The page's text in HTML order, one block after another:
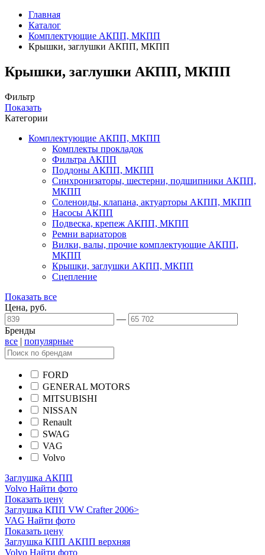
Главная
Каталог
Комплектующие АКПП, МКПП
Крышки, заглушки АКПП, МКПП
Крышки, заглушки АКПП, МКПП
Фильтр
Показать
Категории
Комплектующие АКПП, МКПП
Комплекты прокладок
Фильтра АКПП
Поддоны АКПП, МКПП
Синхронизаторы, шестерни, подшипники АКПП,
МКПП
Соленоиды, клапана, актуарторы АКПП, МКПП
Насосы АКПП
Подвеска, крепеж АКПП, МКПП
Ремни вариаторов
Вилки, валы, прочие комплектующие АКПП,
МКПП
Крышки, заглушки АКПП, МКПП
Сцепление
Показать все
Цена, руб.
—
Бренды
все | популярные
FORD
GENERAL MOTORS
MITSUBISHI
NISSAN
Renault
SWAG
VAG
Volvo
Заглушка АКПП
Volvo Найти фото
Показать цену
Заглушка КПП VW Crafter 2006>
VAG Найти фото
Показать цену
Заглушка КПП АКПП верхняя
Volvo Найти фото